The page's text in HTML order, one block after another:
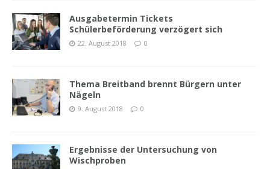
Ausgabetermin Tickets
Schülerbeförderung verzögert sich
22. August 2018 0
Thema Breitband brennt Bürgern unter
Nägeln
9. August 2018 0
Ergebnisse der Untersuchung von
Wischproben